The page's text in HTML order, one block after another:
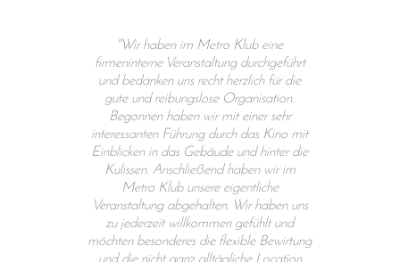
"Wir haben im Metro Klub eine
firmeninterne Veranstaltung durchgeführt
und bedanken uns recht herzlich für die
gute und reibungslose Organisation.
Begonnen haben wir mit einer sehr
interessanten Führung durch das Kino mit
Einblicken in das Gebäude und hinter die
Kulissen. Anschließend haben wir im
Metro Klub unsere eigentliche
Veranstaltung abgehalten. Wir haben uns
zu jederzeit willkommen gefühlt und
möchten besonderes die flexible Bewirtung